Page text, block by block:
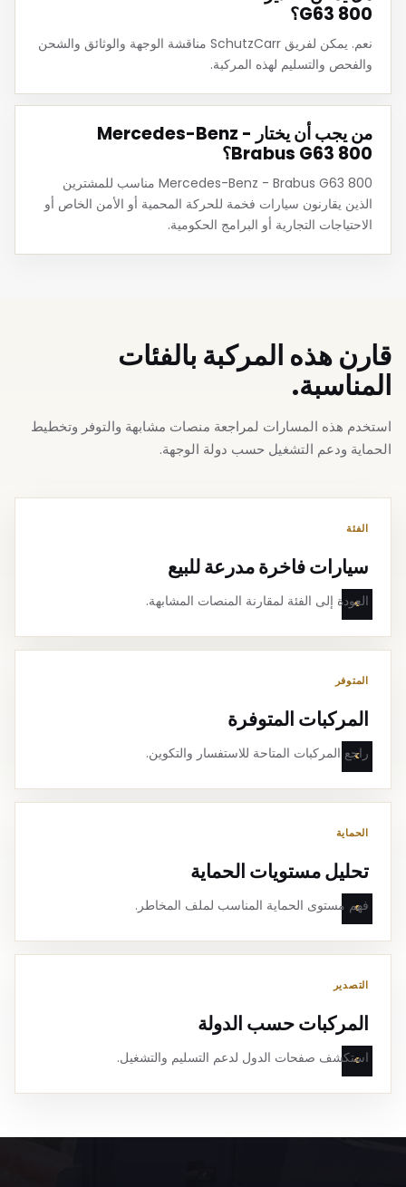
G63 800؟
نعم. يمكن لفريق SchutzCarr مناقشة الوجهة والوثائق والشحن
والفحص والتسليم لهذه المركبة.
من يجب أن يختار Mercedes-Benz -
Brabus G63 800؟
Mercedes-Benz - Brabus G63 800 مناسب للمشترين
الذين يقارنون سيارات فخمة للحركة المحمية أو الأمن الخاص أو
الاحتياجات التجارية أو البرامج الحكومية.
قارن هذه المركبة بالفئات
المناسبة.
استخدم هذه المسارات لمراجعة منصات مشابهة والتوفر وتخطيط
الحماية ودعم التشغيل حسب دولة الوجهة.
الفئة
سيارات فاخرة مدرعة للبيع
العودة إلى الفئة لمقارنة المنصات المشابهة.
المتوفر
المركبات المتوفرة
راجع المركبات المتاحة للاستفسار والتكوين.
الحماية
تحليل مستويات الحماية
فهم مستوى الحماية المناسب لملف المخاطر.
التصدير
المركبات حسب الدولة
استكشف صفحات الدول لدعم التسليم والتشغيل.